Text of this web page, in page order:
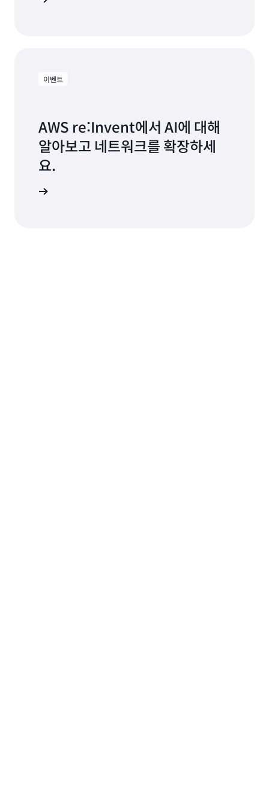
이벤트
AWS re:Invent에서 AI에 대해
알아보고 네트워크를 확장하세
요.